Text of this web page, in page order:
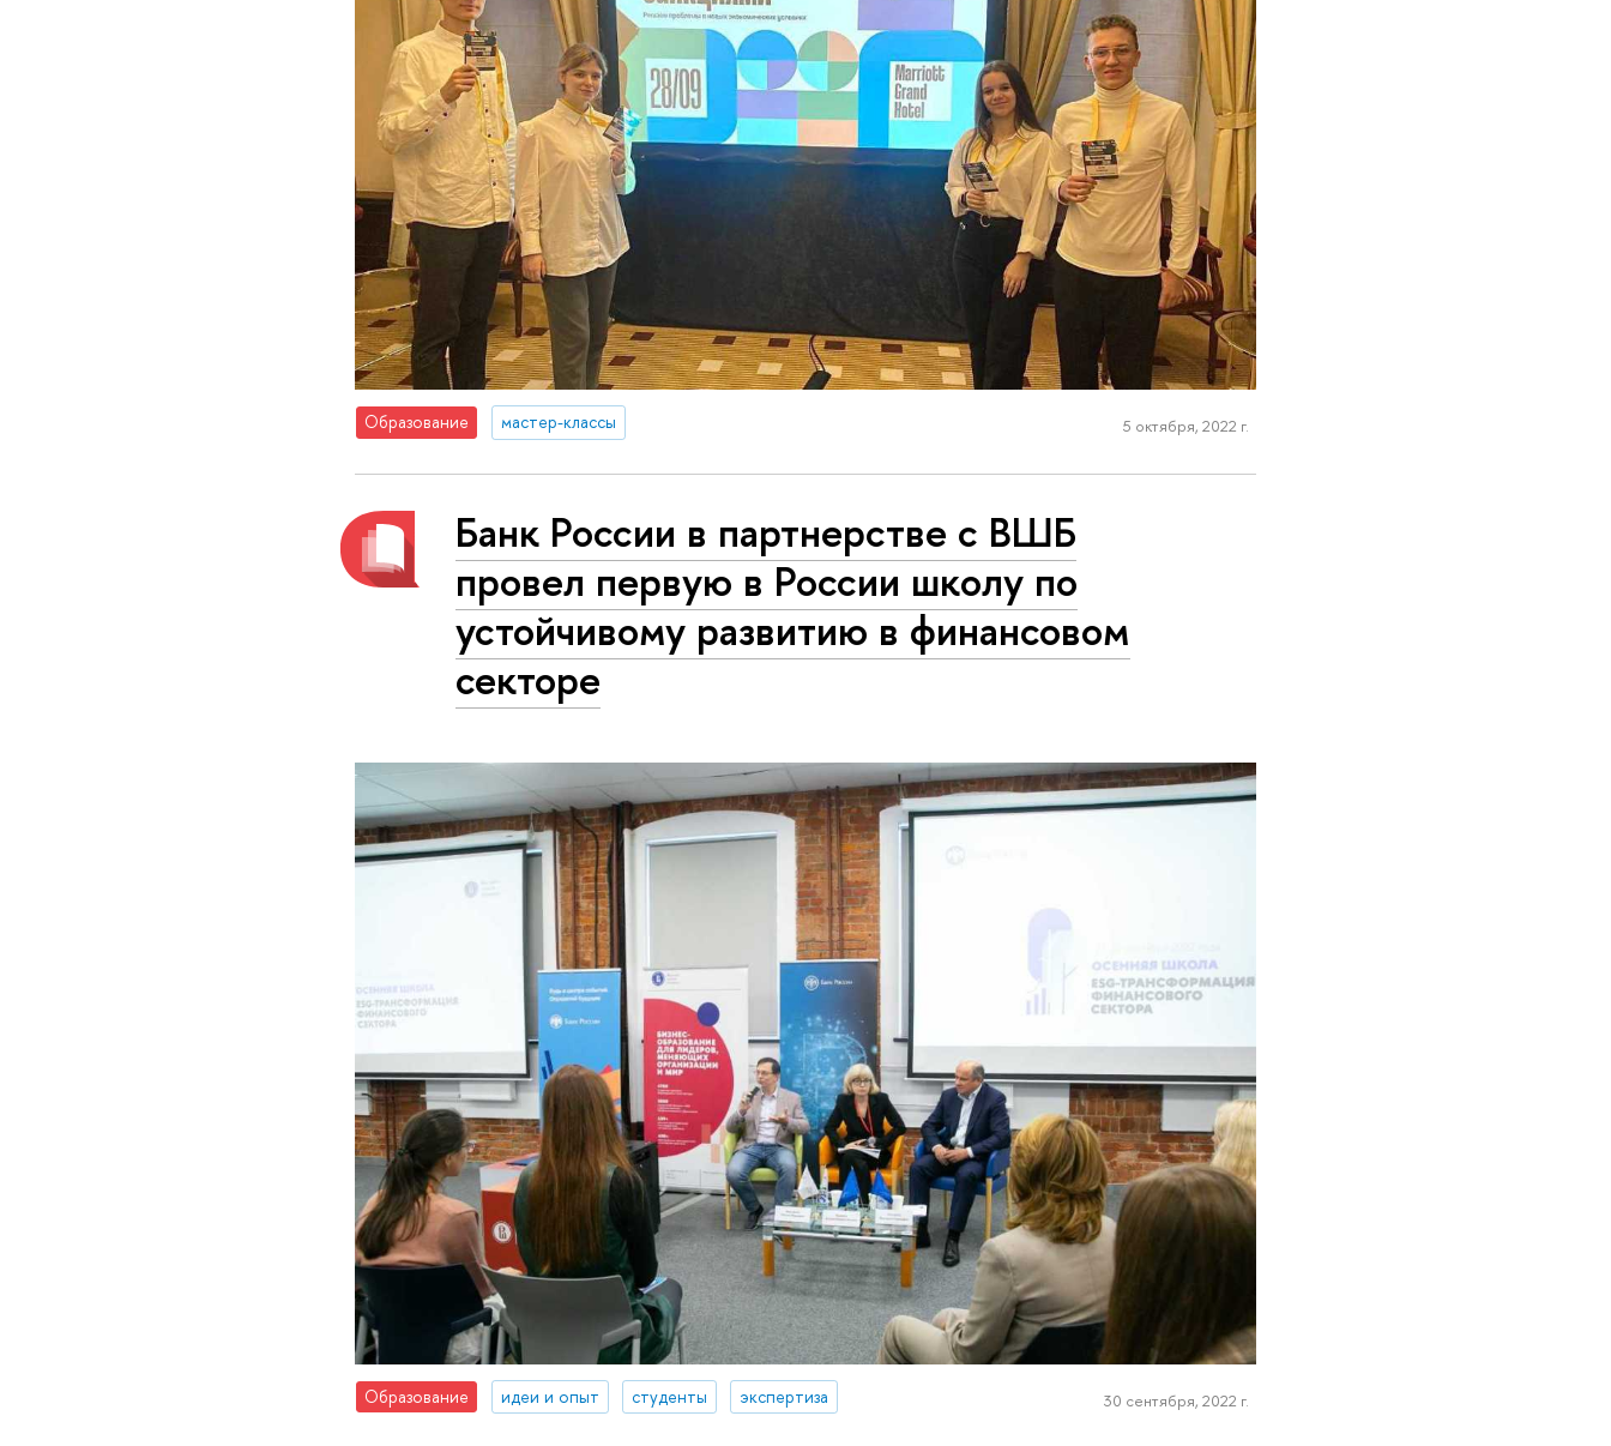
Образование мастер-классы 5 октября, 2022 г.
Банк России в партнерстве с ВШБ
провел первую в России школу по
устойчивому развитию в финансовом
секторе
Образование идеи и опыт студенты экспертиза 30 сентября, 2022 г.